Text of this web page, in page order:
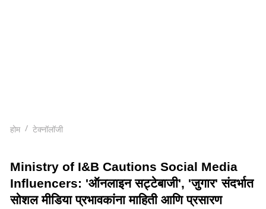
होम टेक्नॉलॉजी
Ministry of I&B Cautions Social Media
Influencers: 'ऑनलाइन सट्टेबाजी', 'जुगार' संदर्भात
सोशल मीडिया प्रभावकांना माहिती आणि प्रसारण